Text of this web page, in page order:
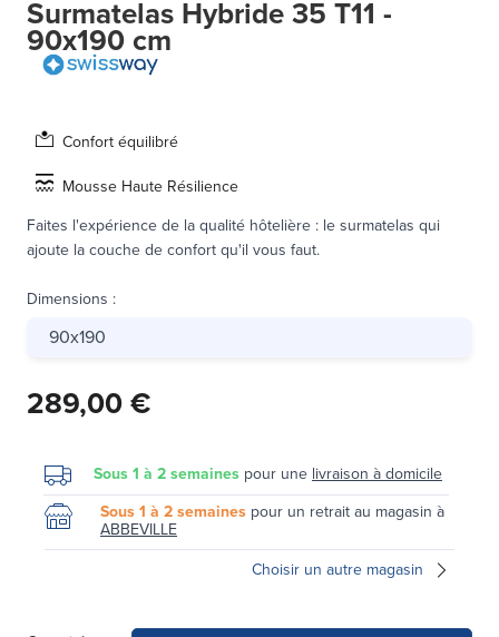
Surmatelas Hybride 35 T11 -
90x190 cm
Confort équilibré
Mousse Haute Résilience
Faites l'expérience de la qualité hôtelière : le surmatelas qui
ajoute la couche de confort qu'il vous faut.
Dimensions :
90x190
289,00 €
Sous 1 à 2 semaines pour unelivraison à domicile
Sous 1 à 2 semaines pour un retrait au magasin à
ABBEVILLE
Choisir un autre magasin